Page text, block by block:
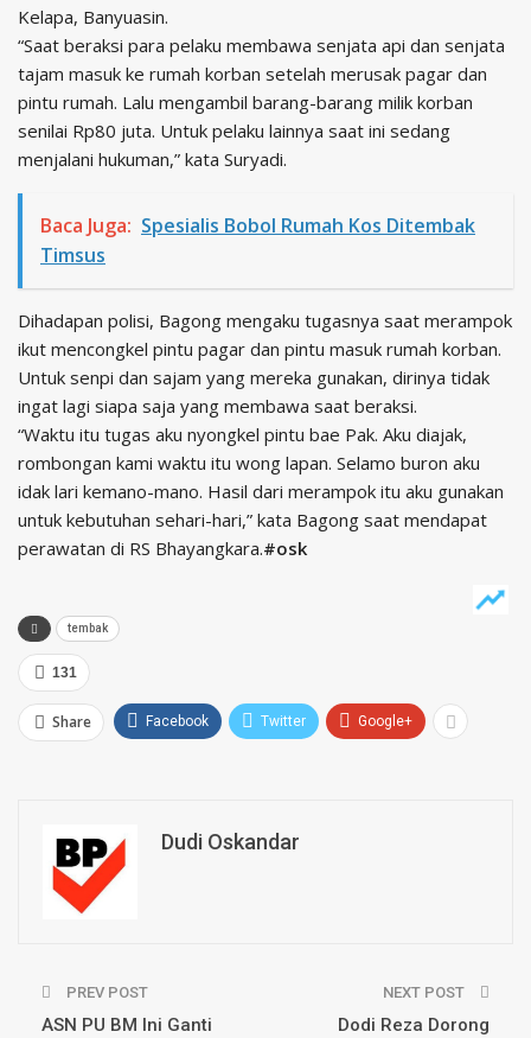
Kelapa, Banyuasin.
“Saat beraksi para pelaku membawa senjata api dan senjata
tajam masuk ke rumah korban setelah merusak pagar dan
pintu rumah. Lalu mengambil barang-barang milik korban
senilai Rp80 juta. Untuk pelaku lainnya saat ini sedang
menjalani hukuman,” kata Suryadi.
Baca Juga: Spesialis Bobol Rumah Kos Ditembak
Timsus
Dihadapan polisi, Bagong mengaku tugasnya saat merampok
ikut mencongkel pintu pagar dan pintu masuk rumah korban.
Untuk senpi dan sajam yang mereka gunakan, dirinya tidak
ingat lagi siapa saja yang membawa saat beraksi.
“Waktu itu tugas aku nyongkel pintu bae Pak. Aku diajak,
rombongan kami waktu itu wong lapan. Selamo buron aku
idak lari kemano-mano. Hasil dari merampok itu aku gunakan
untuk kebutuhan sehari-hari,” kata Bagong saat mendapat
perawatan di RS Bhayangkara.#osk
tembak
131
Share Facebook Twitter Google+
Dudi Oskandar
PREV POST
ASN PU BM Ini Ganti
NEXT POST
Dodi Reza Dorong